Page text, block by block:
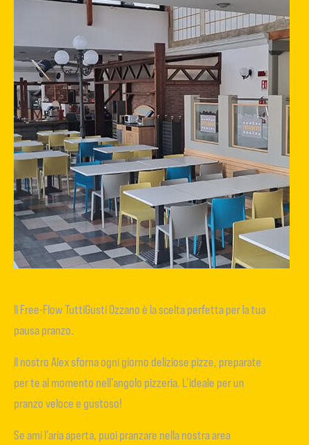
Il Free-Flow TuttiGusti Ozzano è la scelta perfetta per la tua
pausa pranzo.
Il nostro Alex sforna ogni giorno deliziose pizze, preparate
per te al momento nell’angolo pizzeria. L’ideale per un
pranzo veloce e gustoso!
Se ami l’aria aperta, puoi pranzare nella nostra area